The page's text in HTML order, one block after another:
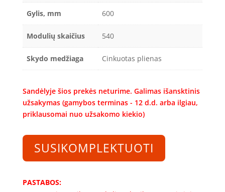
Gylis, mm 600
Modulių skaičius 540
Skydo medžiaga Cinkuotas plienas
Sandėlyje šios prekės neturime. Galimas išansktinis
užsakymas (gamybos terminas - 12 d.d. arba ilgiau,
priklausomai nuo užsakomo kiekio)
SUSIKOMPLEKTUOTI
PASTABOS: